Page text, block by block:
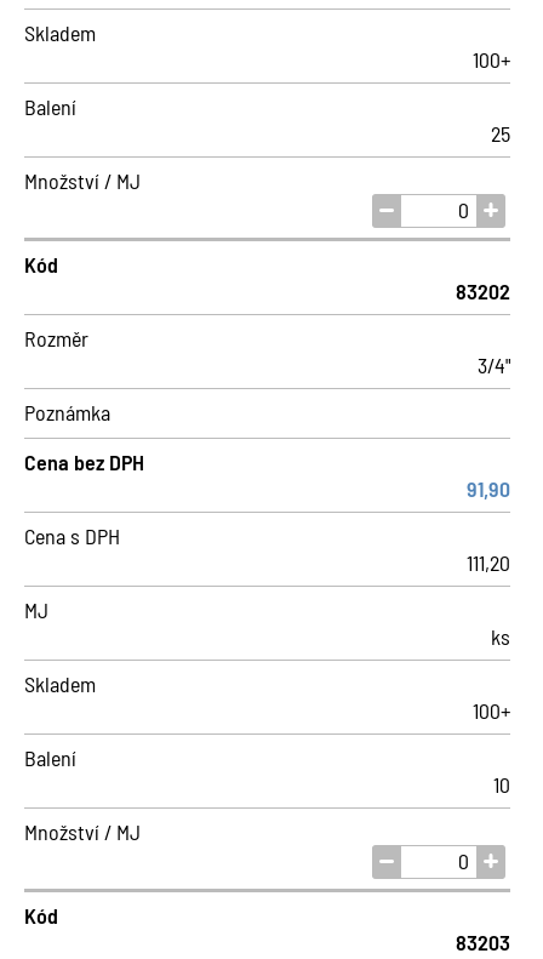
Skladem
100+
Balení
25
Množství / MJ
Kód
83202
Rozměr
3/4"
Poznámka
Cena bez DPH
91,90
Cena s DPH
111,20
MJ
ks
Skladem
100+
Balení
10
Množství / MJ
Kód
83203